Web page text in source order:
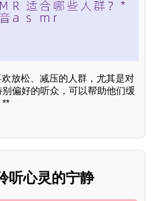
放松、减压的人群，尤其是对
偏好的听众，可以帮助他们缓
**
听心灵的宁静